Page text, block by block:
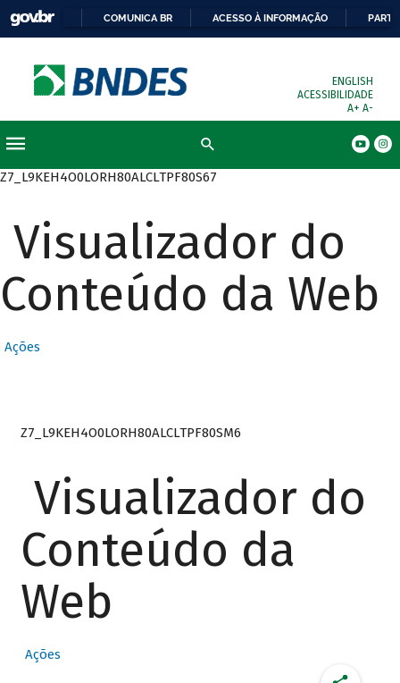
COMUNICA BR ACESSO À INFORMAÇÃO
ENGLISH
ACESSIBILIDADE
A+ A-
Z7_L9KEH4O0LORH80ALCLTPF80S67
Visualizador do
Conteúdo da Web
Ações
Z7_L9KEH4O0LORH80ALCLTPF80SM6
Visualizador do
Conteúdo da
Web
Ações